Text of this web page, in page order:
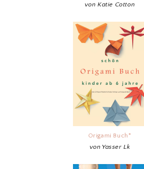
von Katie Cotton
Origami Buch*
von Yasser Lk